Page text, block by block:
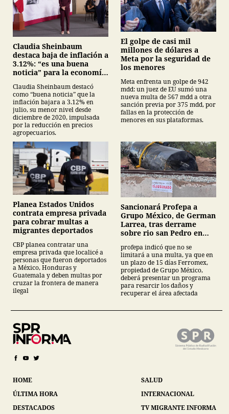
Claudia Sheinbaum
destaca baja de inflación a
3.12%: “es una buena
noticia” para la economía
Claudia Sheinbaum destacó
como “buena noticia” que la
inflación bajara a 3.12% en
julio, su menor nivel desde
diciembre de 2020, impulsada
por la reducción en precios
agropecuarios.
El golpe de casi mil
millones de dólares a
Meta por la seguridad de
los menores
Meta enfrenta un golpe de 942
mdd: un juez de EU sumó una
nueva multa de 567 mdd a otra
sanción previa por 375 mdd, por
fallas en la protección de
menores en sus plataformas.
Planea Estados Unidos
contrata empresa privada
para cobrar multas a
migrantes deportados
CBP planea contratar una
empresa privada que localicé a
personas que fueron deportados
a México, Honduras y
Guatemala y deben multas por
cruzar la frontera de manera
ilegal
Sancionará Profepa a
Grupo México, de German
Larrea, tras derrame
sobre rio san Pedro en
profepa indicó que no se
limitará a una multa, ya que en
un plazo de 15 días Ferromex,
propiedad de Grupo México,
deberá presentar un programa
para resarcir los daños y
recuperar el área afectada
HOME
ÚLTIMA HORA
DESTACADOS
SALUD
INTERNACIONAL
TV MIGRANTE INFORMA